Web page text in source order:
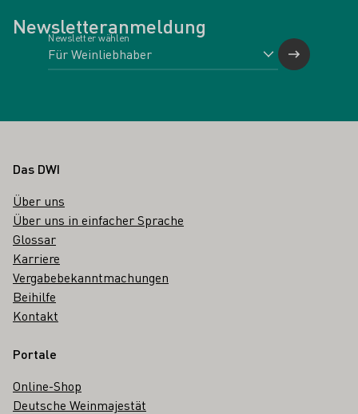
Newsletteranmeldung
Newsletter wählen
Fußbereich
Das DWI
Über uns
Über uns in einfacher Sprache
Glossar
Karriere
Vergabebekanntmachungen
Beihilfe
Kontakt
Portale
Online-Shop
Deutsche Weinmajestät